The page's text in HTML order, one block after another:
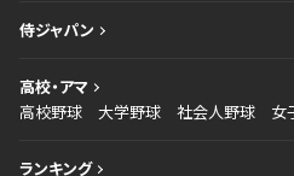
侍ジャパン
高校・アマ
高校野球
大学野球 社会人野球 女
ランキング